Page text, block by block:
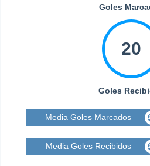
Goles
20
Goles
Media Goles Marcados
Media Goles Recibidos